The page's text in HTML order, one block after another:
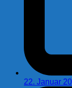
22. Januar